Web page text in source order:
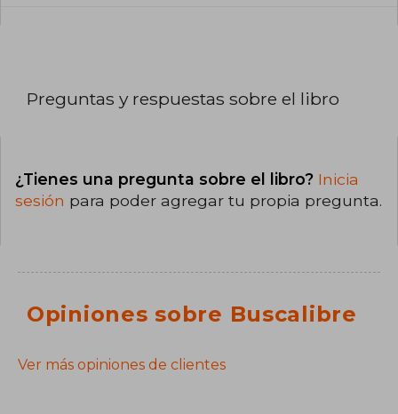
Preguntas y respuestas sobre el libro
¿Tienes una pregunta sobre el libro? Inicia
sesión para poder agregar tu propia pregunta.
Opiniones sobre Buscalibre
Ver más opiniones de clientes